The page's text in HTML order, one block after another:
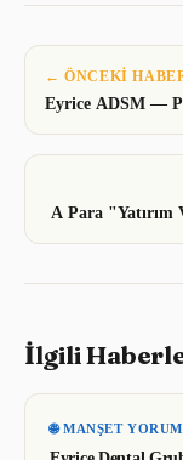
← ÖNCEKI
Eyrice ADSM —
A Para
İlgili
🌐 MANŞET YORUM